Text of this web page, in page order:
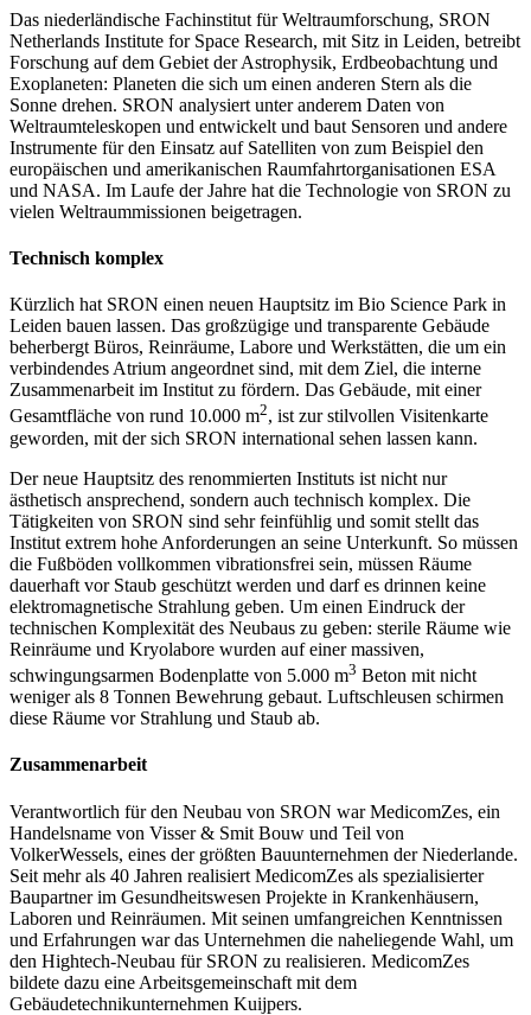
Das niederländische Fachinstitut für Weltraumforschung, SRON
Netherlands Institute for Space Research, mit Sitz in Leiden, betreibt
Forschung auf dem Gebiet der Astrophysik, Erdbeobachtung und
Exoplaneten: Planeten die sich um einen anderen Stern als die
Sonne drehen. SRON analysiert unter anderem Daten von
Weltraumteleskopen und entwickelt und baut Sensoren und andere
Instrumente für den Einsatz auf Satelliten von zum Beispiel den
europäischen und amerikanischen Raumfahrtorganisationen ESA
und NASA. Im Laufe der Jahre hat die Technologie von SRON zu
vielen Weltraummissionen beigetragen.
Technisch komplex
Kürzlich hat SRON einen neuen Hauptsitz im Bio Science Park in
Leiden bauen lassen. Das großzügige und transparente Gebäude
beherbergt Büros, Reinräume, Labore und Werkstätten, die um ein
verbindendes Atrium angeordnet sind, mit dem Ziel, die interne
Zusammenarbeit im Institut zu fördern. Das Gebäude, mit einer
Gesamtfläche von rund 10.000 m2, ist zur stilvollen Visitenkarte
geworden, mit der sich SRON international sehen lassen kann.
Der neue Hauptsitz des renommierten Instituts ist nicht nur
ästhetisch ansprechend, sondern auch technisch komplex. Die
Tätigkeiten von SRON sind sehr feinfühlig und somit stellt das
Institut extrem hohe Anforderungen an seine Unterkunft. So müssen
die Fußböden vollkommen vibrationsfrei sein, müssen Räume
dauerhaft vor Staub geschützt werden und darf es drinnen keine
elektromagnetische Strahlung geben. Um einen Eindruck der
technischen Komplexität des Neubaus zu geben: sterile Räume wie
Reinräume und Kryolabore wurden auf einer massiven,
schwingungsarmen Bodenplatte von 5.000 m3 Beton mit nicht
weniger als 8 Tonnen Bewehrung gebaut. Luftschleusen schirmen
diese Räume vor Strahlung und Staub ab.
Zusammenarbeit
Verantwortlich für den Neubau von SRON war MedicomZes, ein
Handelsname von Visser & Smit Bouw und Teil von
VolkerWessels, eines der größten Bauunternehmen der Niederlande.
Seit mehr als 40 Jahren realisiert MedicomZes als spezialisierter
Baupartner im Gesundheitswesen Projekte in Krankenhäusern,
Laboren und Reinräumen. Mit seinen umfangreichen Kenntnissen
und Erfahrungen war das Unternehmen die naheliegende Wahl, um
den Hightech-Neubau für SRON zu realisieren. MedicomZes
bildete dazu eine Arbeitsgemeinschaft mit dem
Gebäudetechnikunternehmen Kuijpers.